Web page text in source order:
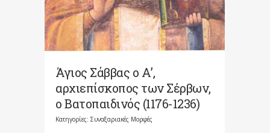
Άγιος Σάββας ο Α’,
αρχιεπίσκοπος των Σέρβων,
ο Βατοπαιδινός (1176-1236)
Κατηγορίες: Συναξαριακές Μορφές